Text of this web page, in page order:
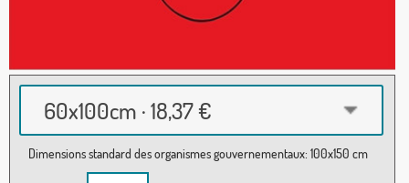
60x100cm · 18,37 €
Dimensions standard des organismes gouvernementaux: 100x150 cm